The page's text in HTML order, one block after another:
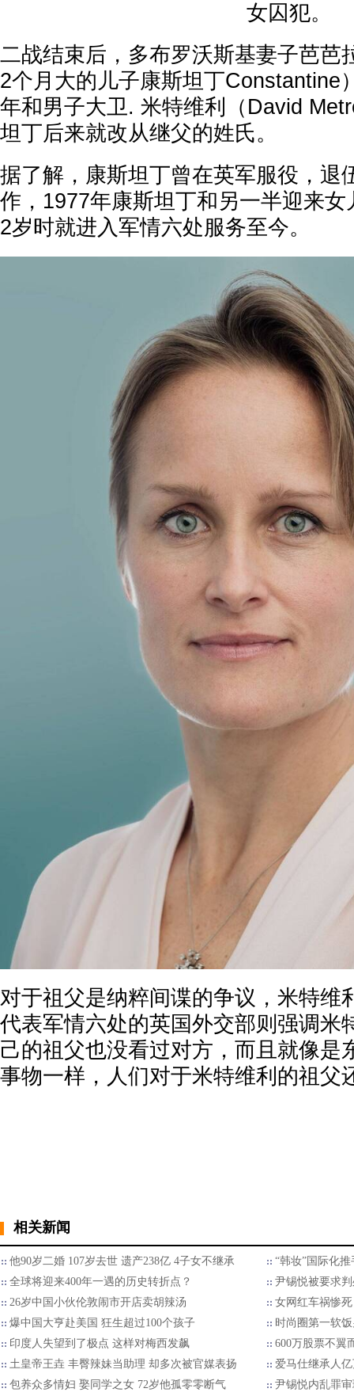
女囚犯。
二战结束后，多布罗沃斯基妻子芭芭
2个月大的儿子康斯坦丁Constantine
年和男子大卫. 米特维利（David
坦丁后来就改从继父的姓氏。
据了解，康斯坦丁曾在英军服役，退
作，1977年康斯坦丁和另一半迎来
2岁时就进入军情六处服务至今。
对于祖父是纳粹间谍的争议，米特维
代表军情六处的英国外交部则强调米
己的祖父也没看过对方，而且就像是
事物一样，人们对于米特维利的祖父
相关新闻
他90岁二婚 107岁去世 遗产238亿 4子女不继承
“韩妆”国际化
全球将迎来400年一遇的历史转折点？
尹锡悦被要求
26岁中国小伙伦敦闹市开店卖胡辣汤
女网红车祸惨死
爆中国大亨赴美国 狂生超过100个孩子
时尚圈第一软
印度人失望到了极点 这样对梅西发飙
600万股票不翼
土皇帝王垚 丰臀辣妹当助理 却多次被官媒表扬
爱马仕继承人
包养众多情妇 娶同学之女 72岁他孤零零断气
尹锡悦内乱罪